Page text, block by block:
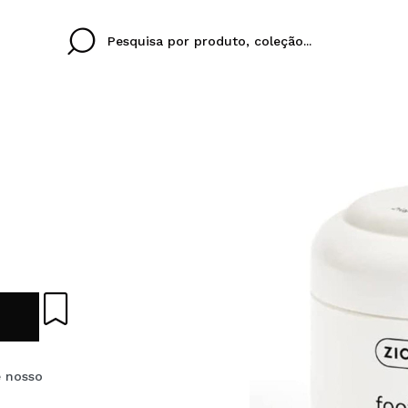
Eu não tenho uma
Ao criar uma conta
rapidamente, verificar
operações anteriores.
IDIOMA
nosso
Ines